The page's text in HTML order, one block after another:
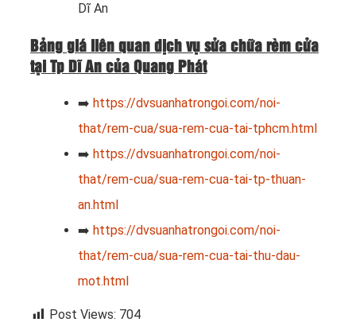
Dĩ An
Bảng giá liên quan dịch vụ sửa chữa rèm cửa
tại Tp Dĩ An của Quang Phát
➡️ https://dvsuanhatrongoi.com/noi-
that/rem-cua/sua-rem-cua-tai-tphcm.html
➡️ https://dvsuanhatrongoi.com/noi-
that/rem-cua/sua-rem-cua-tai-tp-thuan-
an.html
➡️ https://dvsuanhatrongoi.com/noi-
that/rem-cua/sua-rem-cua-tai-thu-dau-
mot.html
Post Views: 704